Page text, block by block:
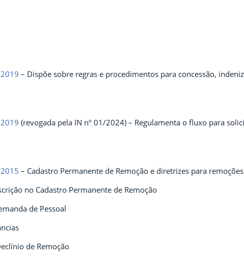
– Dispõe sobre regras e procedimentos para concessão,
(revogada pela IN nº 01/2024) – Regulamenta o fluxo para
– Cadastro Permanente de Remoção e diretrizes para
no Cadastro Permanente de Remoção
de Pessoal
de Remoção